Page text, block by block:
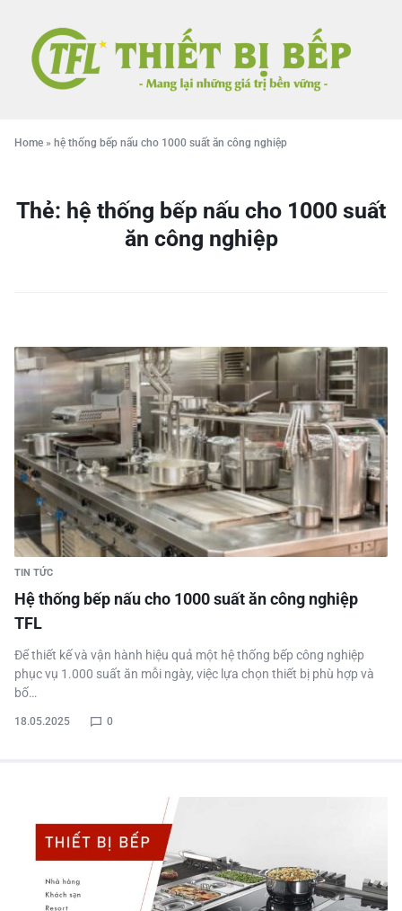
Home » hệ thống bếp nấu cho 1000 suất ăn công nghiệp
Thẻ: hệ thống bếp nấu cho 1000 suất
ăn công nghiệp
TIN TỨC
Hệ thống bếp nấu cho 1000 suất ăn công nghiệp
TFL
Để thiết kế và vận hành hiệu quả một hệ thống bếp công nghiệp
phục vụ 1.000 suất ăn mỗi ngày, việc lựa chọn thiết bị phù hợp và
bố…
18.05.2025 0